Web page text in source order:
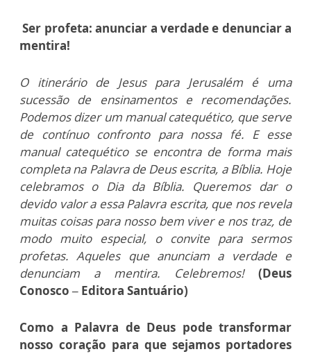
Ser profeta: anunciar a verdade e denunciar a
mentira!
O itinerário de Jesus para Jerusalém é uma
sucessão de ensinamentos e recomendações.
Podemos dizer um manual catequético, que serve
de contínuo confronto para nossa fé. E esse
manual catequético se encontra de forma mais
completa na Palavra de Deus escrita, a Bíblia. Hoje
celebramos o Dia da Bíblia. Queremos dar o
devido valor a essa Palavra escrita, que nos revela
muitas coisas para nosso bem viver e nos traz, de
modo muito especial, o convite para sermos
profetas. Aqueles que anunciam a verdade e
denunciam a mentira. Celebremos!
(Deus
Conosco – Editora Santuário)
Como a Palavra de Deus pode transformar
nosso coração para que sejamos portadores